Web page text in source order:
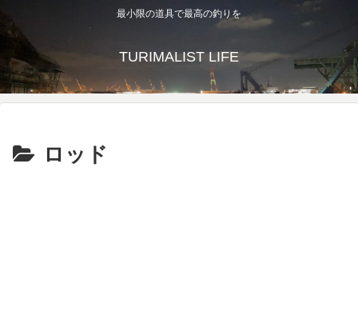
最小限の道具で最高の釣りを
TURIMALIST LIFE
ロッド